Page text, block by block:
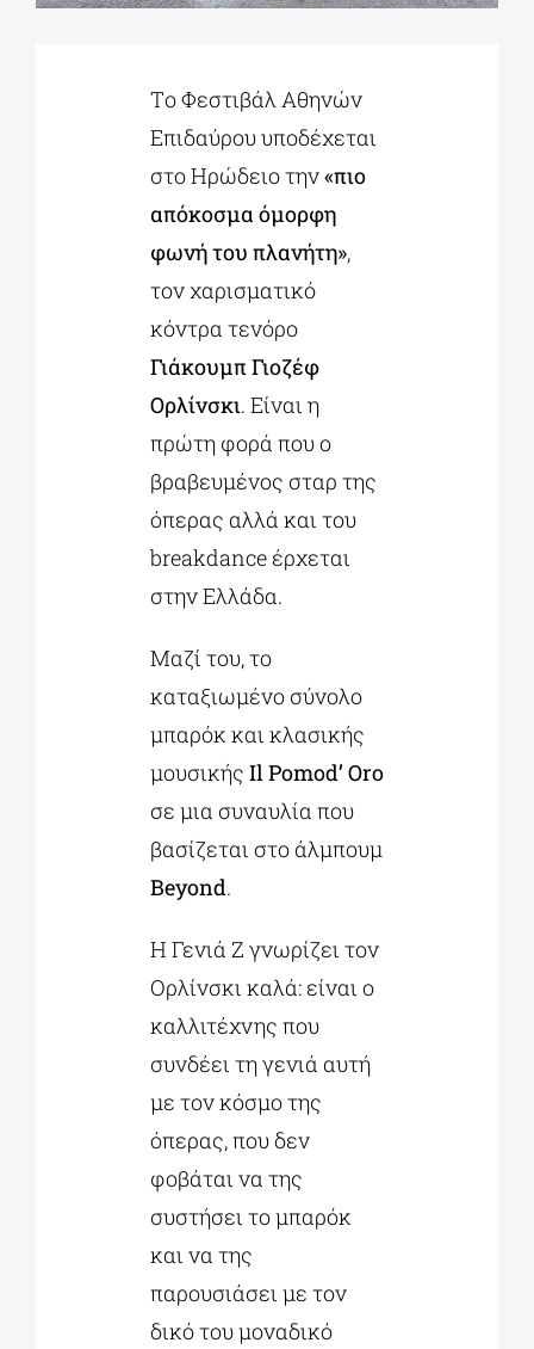
ΕΚΠΑΙΔΕΥΤΙΚΑ ΙΔΡΥΜΑΤΑ
ΠΟΛΙΤΙΣΤΙΚΟΙ ΦΟΡΕΙΣ
Tο Φεστιβάλ Αθηνών
Επιδαύρου υποδέχεται
στο Ηρώδειο την«πιο
απόκοσμα όμορφη
φωνή του πλανήτη»,
τον χαρισματικό
κόντρα τενόρο
Γιάκουμπ Γιοζέφ
Ορλίνσκι. Είναι η
πρώτη φορά που ο
βραβευμένος σταρ της
όπερας αλλά και του
breakdance έρχεται
στην Ελλάδα.
Μαζί του, το
καταξιωμένο σύνολο
μπαρόκ και κλασικής
μουσικής Il Pomod’ Oro
σε μια συναυλία που
βασίζεται στο άλμπουμ
Beyond.
Η Γενιά Ζ γνωρίζει τον
Ορλίνσκι καλά: είναι ο
καλλιτέχνης που
συνδέει τη γενιά αυτή
με τον κόσμο της
όπερας, που δεν
φοβάται να της
συστήσει το μπαρόκ
και να της
παρουσιάσει με τον
δικό του μοναδικό